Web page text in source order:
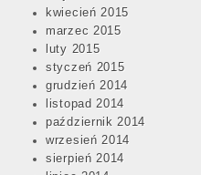
kwiecień 2015
marzec 2015
luty 2015
styczeń 2015
grudzień 2014
listopad 2014
październik 2014
wrzesień 2014
sierpień 2014